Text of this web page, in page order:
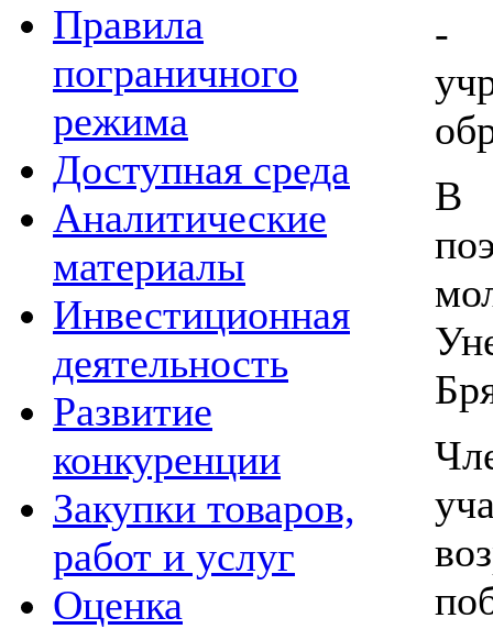
Правила
пограничного
режима
Доступная среда
Аналитические
материалы
Инвестиционная
деятельность
Развитие
конкуренции
Закупки товаров,
работ и услуг
Оценка
-
В